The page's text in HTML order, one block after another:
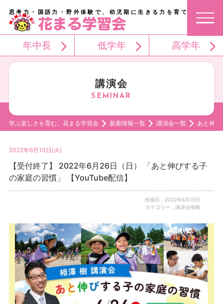
思考力・国語力・野外体験で、幼児期に生きる力を育てる。
年中長 低学年 高学年
講演会
学ぶ楽しさを育む。花まる学習会 新着情報一覧 講演会一覧 あと伸び
2022年6月10日(火)
【受付終了】 2022年6月26日（日） 「あと伸びする子
の家庭の習慣」 【YouTube配信】
投稿日：2022年6月10日
カテゴリー：講演会情報